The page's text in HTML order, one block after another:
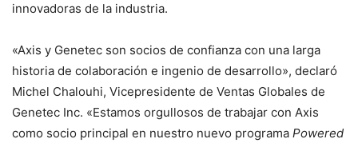
innovadoras de la industria.
«Axis y Genetec son socios de confianza con una larga
historia de colaboración e ingenio de desarrollo», declaró
Michel Chalouhi, Vicepresidente de Ventas Globales de
Genetec Inc. «Estamos orgullosos de trabajar con Axis
como socio principal en nuestro nuevo programa Powered